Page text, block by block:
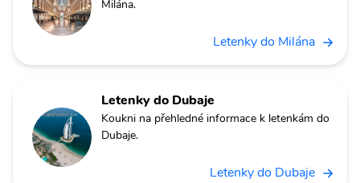
Milána.
Letenky do Milána
Letenky do Dubaje
Koukni na přehledné informace k letenkám do
Dubaje.
Letenky do Dubaje